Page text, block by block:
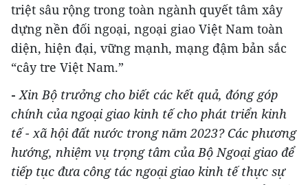
triệt sâu rộng trong toàn ngành quyết tâm xây
dựng nền đối ngoại, ngoại giao Việt Nam toàn
diện, hiện đại, vững mạnh, mạng đậm bản sắc
“cây tre Việt Nam.”
-Xin Bộ trưởng cho biết các kết quả, đóng góp
chính của ngoại giao kinh tế cho phát triển kinh
tế - xã hội đất nước trong năm 2023? Các phương
hướng, nhiệm vụ trọng tâm của Bộ Ngoại giao để
tiếp tục đưa công tác ngoại giao kinh tế thực sự